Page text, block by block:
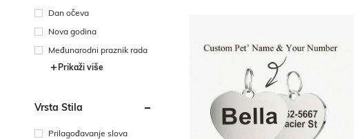
Dan očeva
Nova godina
Međunarodni praznik rada
Prikaži više
Vrsta Stila
Prilagođavanje slova